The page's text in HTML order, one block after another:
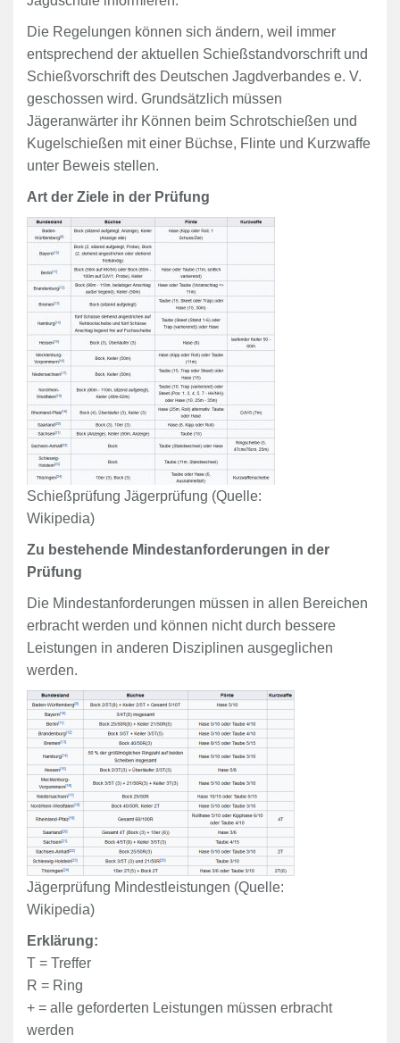
Die Regelungen können sich ändern, weil immer
entsprechend der aktuellen Schießstandvorschrift und
Schießvorschrift des Deutschen Jagdverbandes e. V.
geschossen wird. Grundsätzlich müssen
Jägeranwärter ihr Können beim Schrotschießen und
Kugelschießen mit einer Büchse, Flinte und Kurzwaffe
unter Beweis stellen.
Art der Ziele in der Prüfung
Schießprüfung Jägerprüfung (Quelle:
Wikipedia)
Zu bestehende Mindestanforderungen in der
Prüfung
Die Mindestanforderungen müssen in allen Bereichen
erbracht werden und können nicht durch bessere
Leistungen in anderen Disziplinen ausgeglichen
werden.
Jägerprüfung Mindestleistungen (Quelle:
Wikipedia)
Erklärung:
T = Treffer
R = Ring
+ = alle geforderten Leistungen müssen erbracht
werden